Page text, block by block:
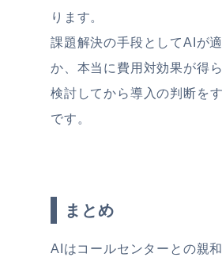
ります。
課題解決の手段としてAIが
か、本当に費用対効果が得
検討してから導入の判断を
です。
まとめ
AIはコールセンターとの親